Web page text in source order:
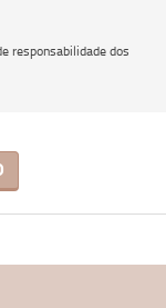
responsabilidade dos